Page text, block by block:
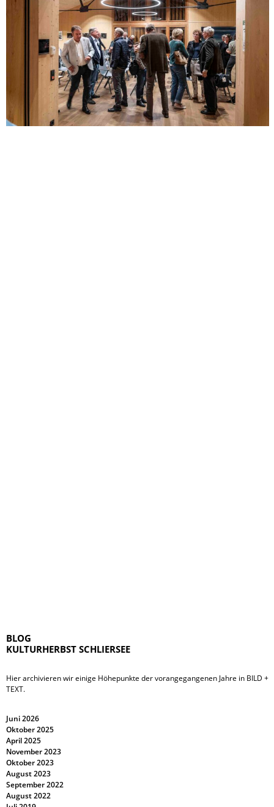
BLOG
KULTURHERBST SCHLIERSEE
Hier archivieren wir einige Höhepunkte der vorangegangenen Jahre in BILD +
TEXT.
Juni 2026
Oktober 2025
April 2025
November 2023
Oktober 2023
August 2023
September 2022
August 2022